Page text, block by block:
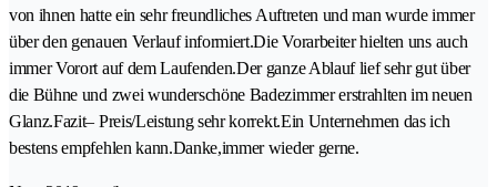
von ihnen hatte ein sehr freundliches Auftreten und man wurde immer
über den genauen Verlauf informiert.Die Vorarbeiter hielten uns auch
immer Vorort auf dem Laufenden.Der ganze Ablauf lief sehr gut über
die Bühne und zwei wunderschöne Badezimmer erstrahlten im neuen
Glanz.Fazit– Preis/Leistung sehr korrekt.Ein Unternehmen das ich
bestens empfehlen kann.Danke,immer wieder gerne.